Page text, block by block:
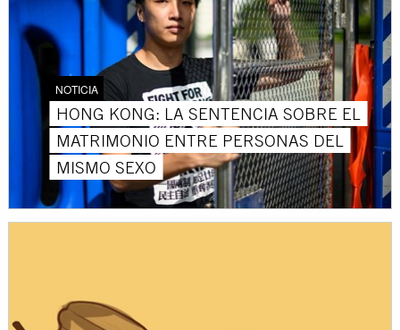
NOTICIA
HONG KONG: LA SENTENCIA SOBRE EL
MATRIMONIO ENTRE PERSONAS DEL
MISMO SEXO